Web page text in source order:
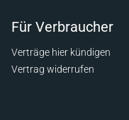
Für Verbraucher
Verträge hier kündigen
Vertrag widerrufen